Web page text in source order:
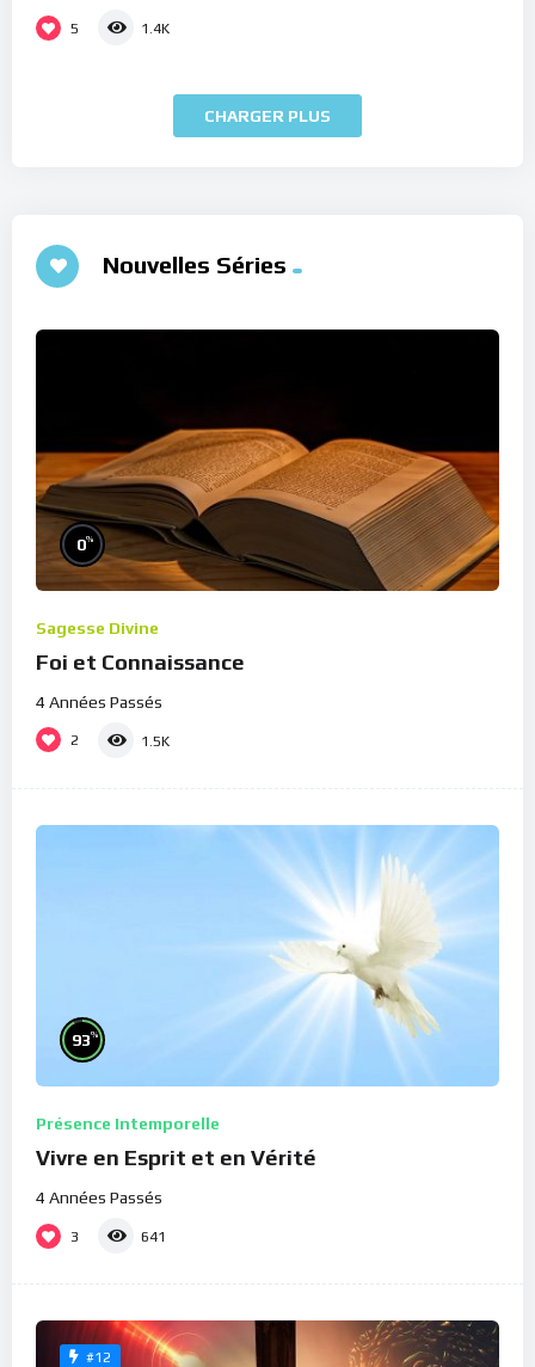
5 1.4K
CHARGER PLUS
Nouvelles Séries
0%
Sagesse Divine
Foi et Connaissance
4 Années Passés
2 1.5K
93%
Présence Intemporelle
Vivre en Esprit et en Vérité
4 Années Passés
3 641
#12